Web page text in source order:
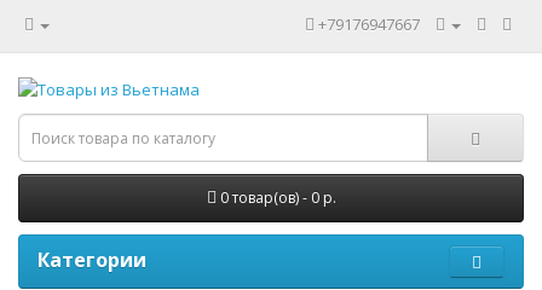
+79176947667
0 товар(ов) - 0 р.
Категории